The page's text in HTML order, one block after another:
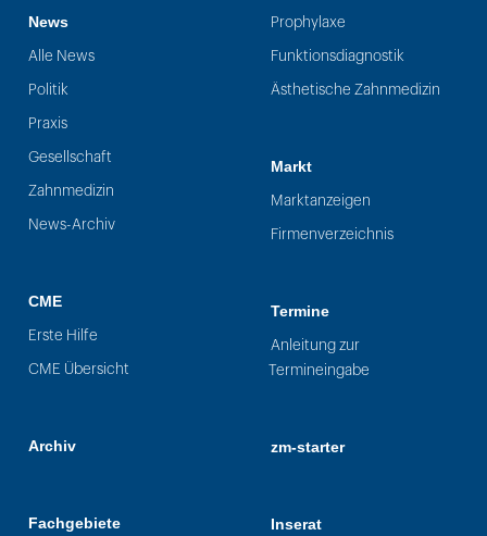
News
Alle News
Politik
Praxis
Gesellschaft
Zahnmedizin
News-Archiv
CME
Erste Hilfe
CME Übersicht
Archiv
Fachgebiete
Prophylaxe
Funktionsdiagnostik
Ästhetische Zahnmedizin
Markt
Marktanzeigen
Firmenverzeichnis
Termine
Anleitung zur
Termineingabe
zm-starter
Inserat